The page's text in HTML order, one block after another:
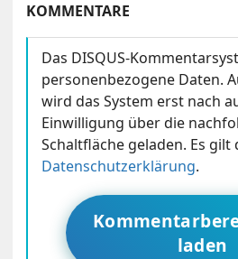
KOMMENTARE
Das DISQUS-
personenbezogene Daten.
wird das System erst nach
Einwilligung über die
Schaltfläche geladen. Es gilt
Datenschutzerklärung.
laden